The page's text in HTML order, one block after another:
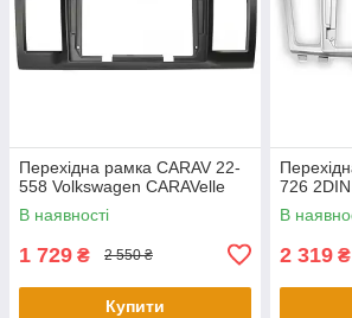
Перехідна рамка CARAV 22-
558 Volkswagen CARAVelle
В наявності
1 729 ₴ 2 550 ₴
Купити
726 2DIN
В
2 319 ₴